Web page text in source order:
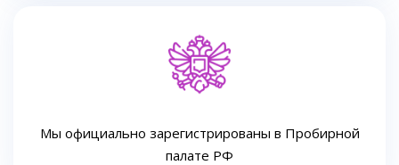
Мы официально зарегистрированы в Пробирной
палате РФ